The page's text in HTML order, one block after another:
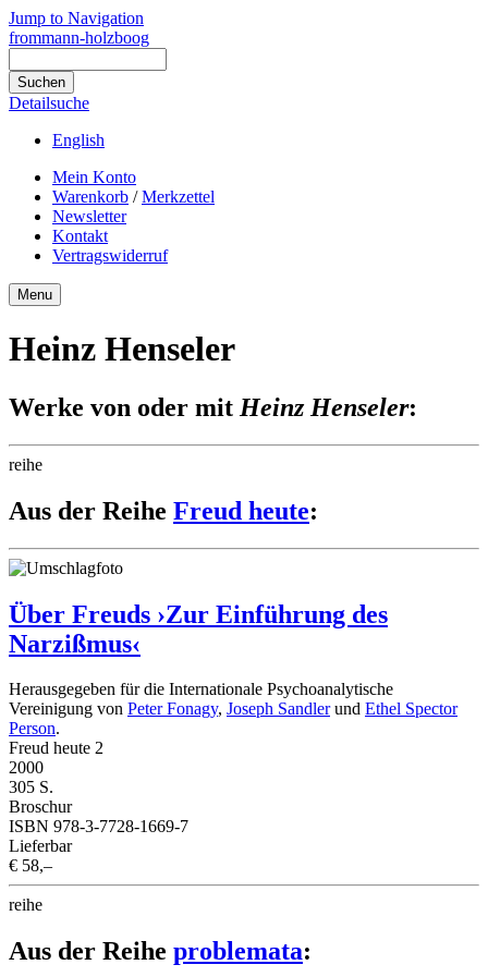
Jump to Navigation
frommann-holzboog
Detailsuche
English
Mein Konto
Warenkorb /Merkzettel
Newsletter
Kontakt
Vertragswiderruf
Menu
Heinz Henseler
Werke von oder mit Heinz Henseler:
reihe
Aus der Reihe Freud heute:
Über Freuds ›Zur Einführung des
Narzißmus‹
Herausgegeben für die Internationale Psychoanalytische
Vereinigung von Peter Fonagy, Joseph Sandlerund Ethel Spector
Person.
Freud heute 2
2000
305 S.
Broschur
ISBN 978-3-7728-1669-7
Lieferbar
€ 58,–
reihe
Aus der Reihe problemata: